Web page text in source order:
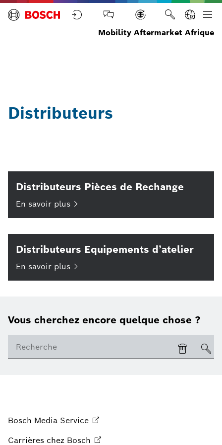
Mobility Aftermarket Afrique
Distributeurs
Distributeurs Pièces de Rechange
En savoir plus
Distributeurs Equipements d’atelier
En savoir plus
Vous cherchez encore quelque chose ?
Bosch Media Service
Carrières chez Bosch